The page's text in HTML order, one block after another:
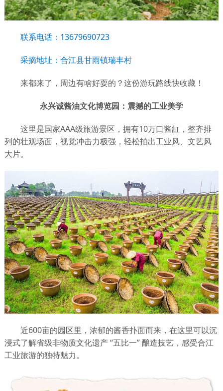
联系电话：13679690723
采摘地址：合江县甘雨镇瑞丰村
来都来了，周边有啥好耍的？这份游玩路线快收藏！
永兴诚酱油文化博览园：震撼的工业美学
这里是国家AAA级旅游景区，拥有10万口酱缸，整齐排
列的壮观场面，视觉冲击力极强，轻松拍出工业风、文艺风
大片。
近600亩的园区里，浓郁的酱香扑面而来，在这里可以沉
浸式了解省级非物质文化遗产 “五比一” 酿造技艺，感受合江
工业旅游的独特魅力。